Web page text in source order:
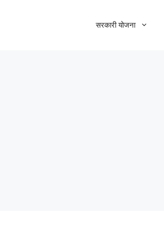
सरकारी योजना